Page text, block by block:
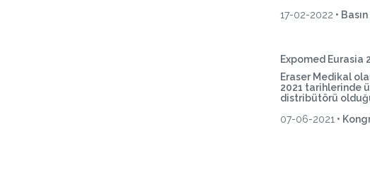
17-02-2022 •
Expomed Eurasia
Eraser Medikal
2021 tarihlerinde
distribütörü
07-06-2021 •